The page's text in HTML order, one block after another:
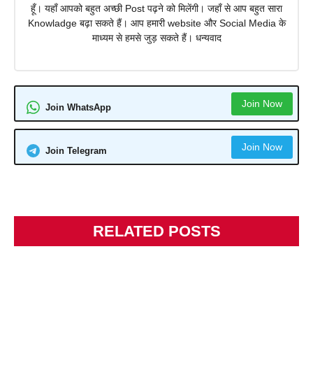
हूँ। यहाँ आपको बहुत अच्छी Post पढ़ने को मिलेंगी। जहाँ से आप बहुत सारा
Knowladge बढ़ा सकते हैं। आप हमारी website और Social Media के
माध्यम से हमसे जुड़ सकते हैं। धन्यवाद
Join WhatsApp Join Now
Join Telegram Join Now
RELATED POSTS